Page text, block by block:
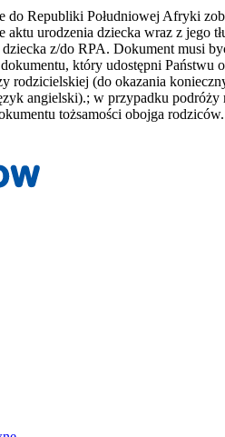
do Republiki Południowej Afryki
aktu urodzenia dziecka wraz z jego
z/do RPA. Dokument musi
który udostępni
rodzicielskiej (do okazania
angielski).; w przypadku
tożsamości obojga rodziców.